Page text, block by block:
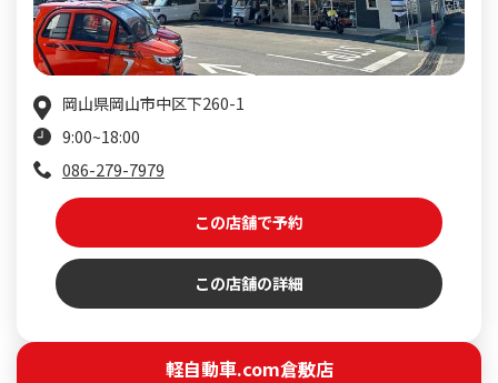
岡山県岡山市中区下260-1
9:00~18:00
086-279-7979
この店舗で予約
この店舗の詳細
軽自動車.com倉敷店